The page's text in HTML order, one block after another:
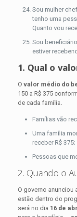
Sou mulher
tenho uma
Quanto vou
Sou
estiver
1. Qual o
O valor médio do
150 a R$ 375
de cada família.
Famílias vão
Uma família
receber R$ 375;
Pessoas que
2. Quando o
O governo anunciou
estão dentro do
será no dia 16 de